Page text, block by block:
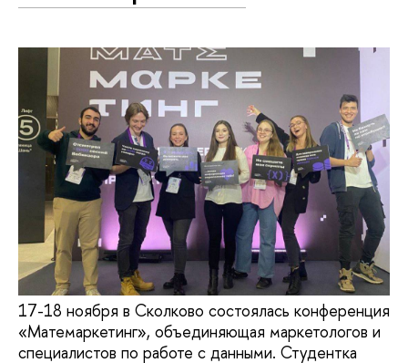
17-18 ноября в Сколково состоялась конференция
«Матемаркетинг», объединяющая маркетологов и
специалистов по работе с данными. Студентка